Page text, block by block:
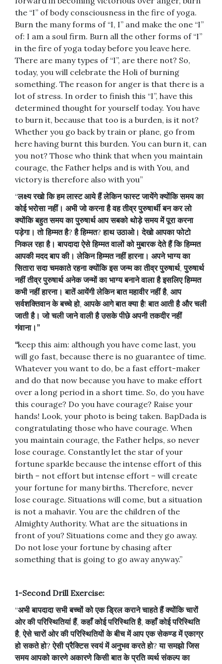
the “I” of body consciousness in the fire of yoga.
Burn the many forms of “I, I” and make the one “I”
of: I am a soul firm. Burn all the other forms of “I”
in the fire of yoga today before you leave here.
There are many types of “I”, are there not? So,
today, you will celebrate the Holi of burning
something. The reason for anger is that there is a
lot of stress. In order to finish this “I”, have this
determined thought for yourself today. You have
to burn it, because that too is a burden, is it not?
Whether you go back by train or plane, go from
here having burnt this burden. You can burn it, can
you not? Those who think that when you maintain
courage, the Father helps and is with You, and
victory is therefore also with you”
“लक्ष्य रखो कि हम लास्ट आये हैं लेकिन फास्ट जायेंगे क्योंकि समय का
कोई भरोसा नहीं। अभी जो करना है वह तीव्र पुरुषार्थी बन कर लो
क्योंकि बहुत समय का पुरुषार्थ आप सबको थोड़े समय में पूरा करना
पड़ेगा। तो हिम्मत है?है हिम्मत?हाथ उठाओ। देखो आपका फोटो
निकल रहा है। बापदादा ऐसे हिम्मत वालों को मुबारक देते हैं कि हिम्मत
आपकी मदद बाप की। लेकिन हिम्मत नहीं हारना। अपने भाग्य का
सितारा सदा चमकाते रहना क्योंकि इस जन्म का तीव्र पुरुषार्थ,पुरुषार्थ
नहीं तीव्र पुरुषार्थ अनेक जन्मों का भाग्य बनाने वाला है इसलिए हिम्मत
कभी नहीं हारना। बातें आयेंगी लेकिन बात महावीर नहीं है, आप
सर्वशक्तिवान के बच्चे हो, आपके आगे बात क्या है!बात आती है और चली
जाती है। जो चली जाने वाली है उसके पीछे अपनी तकदीर नहीं
गंवाना। ”
“keep this aim: although you have come last, you
will go fast, because there is no guarantee of time.
Whatever you want to do, be a fast effort-maker
and do that now because you have to make effort
over a long period in a short time. So, do you have
this courage? Do you have courage? Raise your
hands! Look, your photo is being taken. BapDada is
congratulating those who have courage. When
you maintain courage, the Father helps, so never
lose courage. Constantly let the star of your
fortune sparkle because the intense effort of this
birth – not effort but intense effort – will create
your fortune for many births. Therefore, never
lose courage. Situations will come, but a situation
is not a mahavir. You are the children of the
Almighty Authority. What are the situations in
front of you? Situations come and they go away.
Do not lose your fortune by chasing after
something that is going to go away anyway.”
1-Second Drill Exercise:
“अभी बापदादा सभी बच्चों को एक ड्रिल कराने चाहते हैं क्योंकि चारों
ओर की परिस्थितियां हैं,कहाँ कोई परिस्थिति है,कहाँ कोई परिस्थिति
है,ऐसे चारों ओर की परिस्थितियों के बीच में आप एक सेकण्ड में एकाग्र
हो सकते हो?ऐसी प्रैक्टिस स्वयं में अनुभव करते हो?या समझो जिस
समय आपको कारणे अकारणे किसी बात के प्रति व्यर्थ संकल्प का